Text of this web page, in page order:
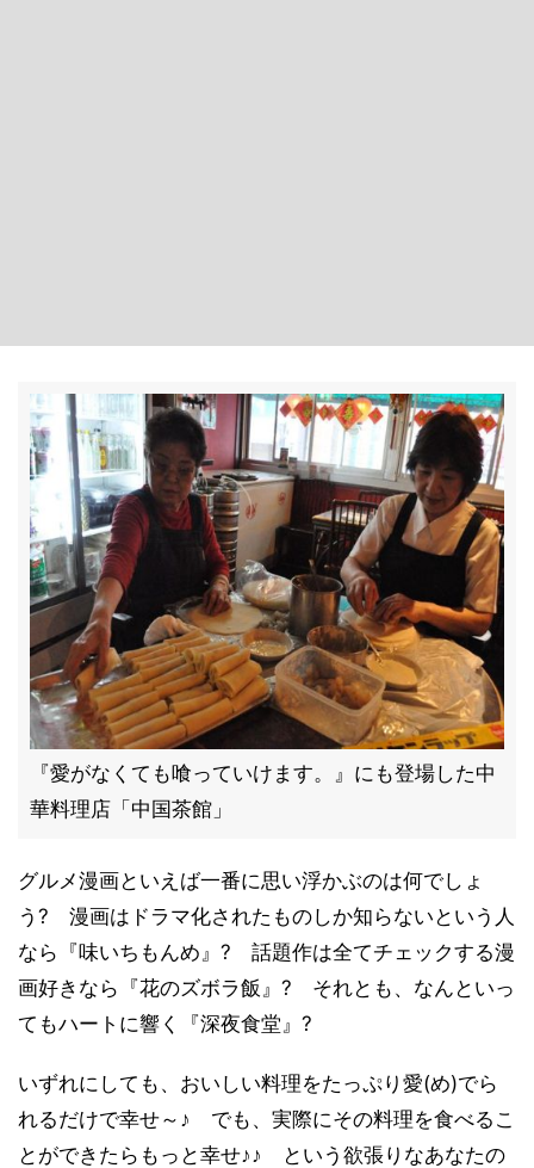
『愛がなくても喰っていけます。』にも登場した中
華料理店「中国茶館」
グルメ漫画といえば一番に思い浮かぶのは何でしょ
う? 漫画はドラマ化されたものしか知らないという人
なら『味いちもんめ』? 話題作は全てチェックする漫
画好きなら『花のズボラ飯』? それとも、なんといっ
てもハートに響く『深夜食堂』?
いずれにしても、おいしい料理をたっぷり愛(め)でら
れるだけで幸せ～♪ でも、実際にその料理を食べるこ
とができたらもっと幸せ♪♪ という欲張りなあなたの